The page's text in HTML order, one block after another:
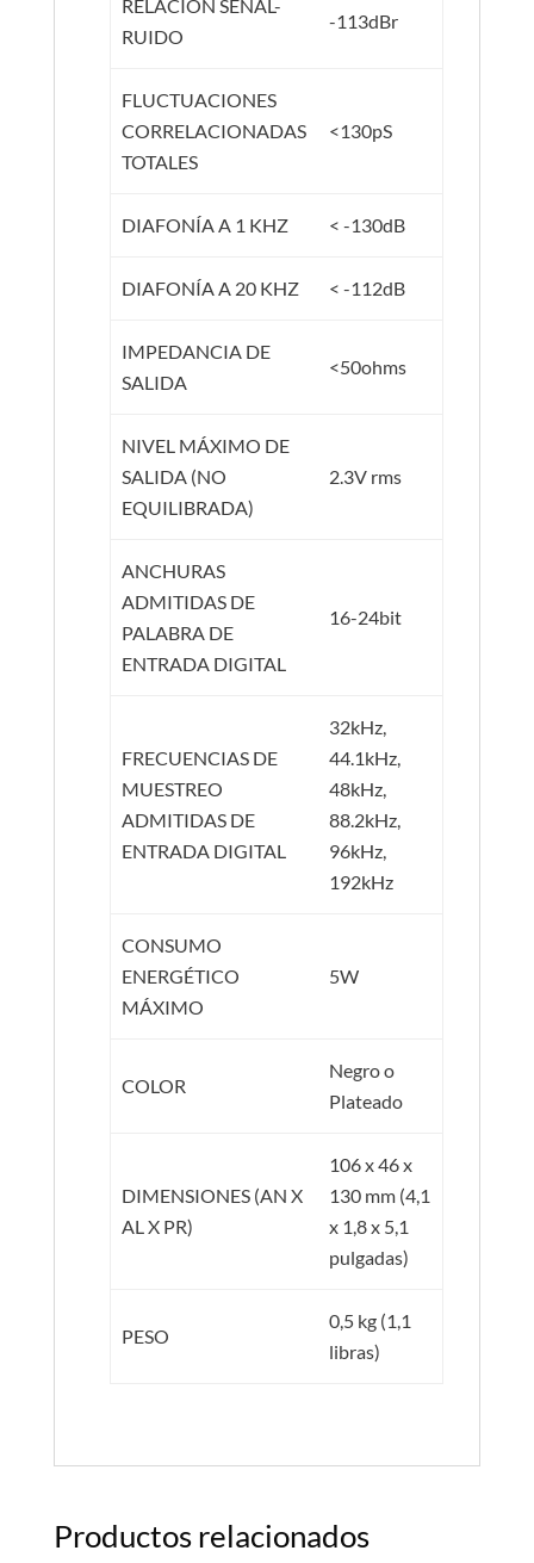
RELACIÓN SEÑAL-
RUIDO
-113dBr
FLUCTUACIONES
CORRELACIONADAS
TOTALES
<130pS
DIAFONÍA A 1 KHZ < -130dB
DIAFONÍA A 20 KHZ < -112dB
IMPEDANCIA DE
SALIDA
<50ohms
NIVEL MÁXIMO DE
SALIDA (NO
EQUILIBRADA)
2.3V rms
ANCHURAS
ADMITIDAS DE
PALABRA DE
ENTRADA DIGITAL
16-24bit
FRECUENCIAS DE
MUESTREO
ADMITIDAS DE
ENTRADA DIGITAL
32kHz,
44.1kHz,
48kHz,
88.2kHz,
96kHz,
192kHz
CONSUMO
ENERGÉTICO
MÁXIMO
5W
COLOR
Negro o
Plateado
DIMENSIONES (AN X
AL X PR)
106 x 46 x
130 mm (4,1
x 1,8 x 5,1
pulgadas)
PESO
0,5 kg (1,1
libras)
Productos relacionados